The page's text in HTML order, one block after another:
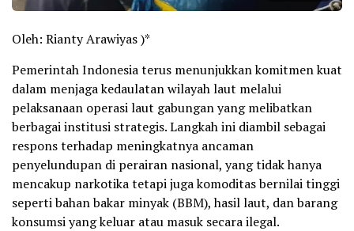
Oleh: Rianty Arawiyas )*
Pemerintah Indonesia terus menunjukkan komitmen kuat
dalam menjaga kedaulatan wilayah laut melalui
pelaksanaan operasi laut gabungan yang melibatkan
berbagai institusi strategis. Langkah ini diambil sebagai
respons terhadap meningkatnya ancaman
penyelundupan di perairan nasional, yang tidak hanya
mencakup narkotika tetapi juga komoditas bernilai tinggi
seperti bahan bakar minyak (BBM), hasil laut, dan barang
konsumsi yang keluar atau masuk secara ilegal.